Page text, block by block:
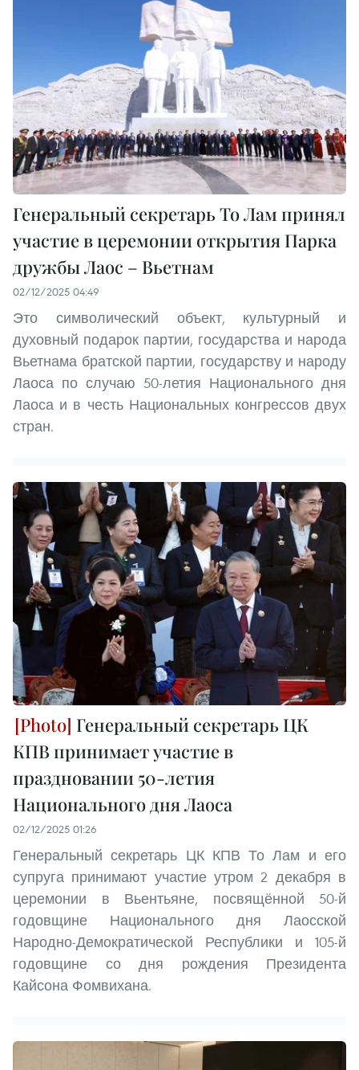
Генеральный секретарь То Лам принял
участие в церемонии открытия Парка
дружбы Лаос – Вьетнам
02/12/2025 04:49
Это символический объект, культурный и
духовный подарок партии, государства и народа
Вьетнама братской партии, государству и народу
Лаоса по случаю 50-летия Национального дня
Лаоса и в честь Национальных конгрессов двух
стран.
Генеральный секретарь ЦК
КПВ принимает участие в
праздновании 50-летия
Национального дня Лаоса
02/12/2025 01:26
Генеральный секретарь ЦК КПВ То Лам и его
супруга принимают участие утром 2 декабря в
церемонии в Вьентьяне, посвящённой 50-й
годовщине Национального дня Лаосской
Народно-Демократической Республики и 105-й
годовщине со дня рождения Президента
Кайсона Фомвихана.